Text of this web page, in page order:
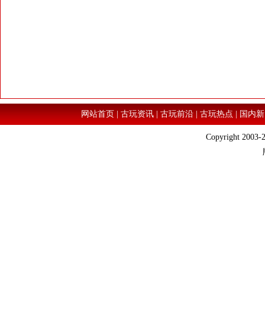
网站首页|古玩资讯|古玩前沿|古玩热点|国内
Copyright 2003-